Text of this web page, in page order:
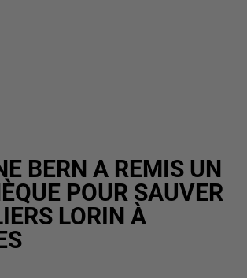
BERN A REMIS UN
POUR SAUVER
LORIN À